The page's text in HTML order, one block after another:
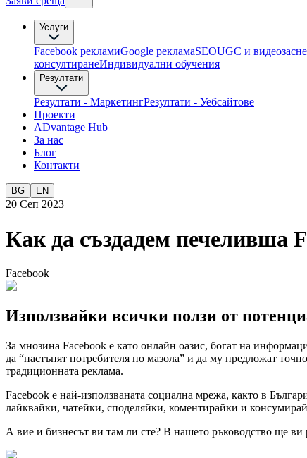
Услуги
Facebook рекламиGoogle рекламаSEOUGC и
консултиране​Индивидуални обучения
Резултати
Резултати - МаркетингРезултати - Уебсайтове
Проекти
ADvantage Hub
За нас
Блог
Контакти
BG EN
20 Сеп 2023
Как да създадем печеливша
Facebook
Използвайки всички ползи от
За мнозина Facebook е като онлайн оазис, богат на
да “настъпят потребителя по мазола” и да му предложат
традиционната реклама.
Facebook е най-използваната социална мрежа, както в
лайквайки, чатейки, споделяйки, коментирайки и
А вие и бизнесът ви там ли сте? В нашето ръководство ще ви